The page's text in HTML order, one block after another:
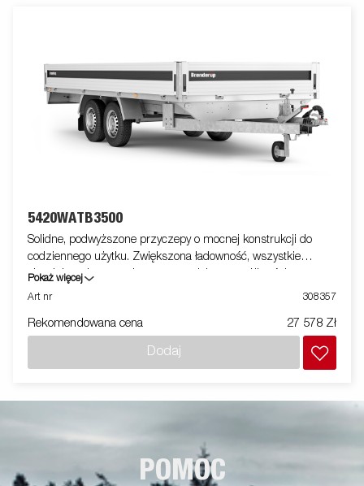
5420WATB3500
Solidne, podwyższone przyczepy o mocnej konstrukcji do
codziennego użytku. Zwiększona ładowność, wszystkie
aluminiowe burty otwierane, co zwiększa możliwości przyczepy
w obszarze zastosowań - może służyć również jako laweta.
profesjonalne zamki. Dostępna szeroka gama akcesoriów.
opcjonalne elementy wyposażenia.
Pokaż więcej
Art nr
308357
Rekomendowana cena 27 578 Zł
Dodaj
POMOC